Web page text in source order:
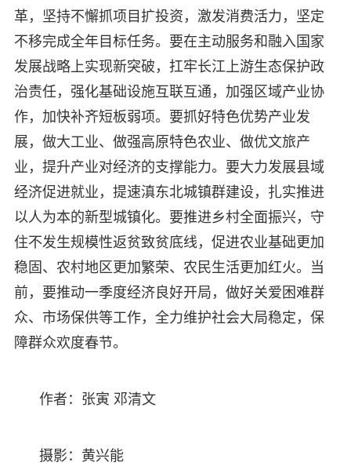
革，坚持不懈抓项目扩投资，激发消费活力，坚定
不移完成全年目标任务。要在主动服务和融入国家
发展战略上实现新突破，扛牢长江上游生态保护政
治责任，强化基础设施互联互通，加强区域产业协
作，加快补齐短板弱项。要抓好特色优势产业发
展，做大工业、做强高原特色农业、做优文旅产
业，提升产业对经济的支撑能力。要大力发展县域
经济促进就业，提速滇东北城镇群建设，扎实推进
以人为本的新型城镇化。要推进乡村全面振兴，守
住不发生规模性返贫致贫底线，促进农业基础更加
稳固、农村地区更加繁荣、农民生活更加红火。当
前，要推动一季度经济良好开局，做好关爱困难群
众、市场保供等工作，全力维护社会大局稳定，保
障群众欢度春节。
作者：张寅 邓清文
摄影：黄兴能